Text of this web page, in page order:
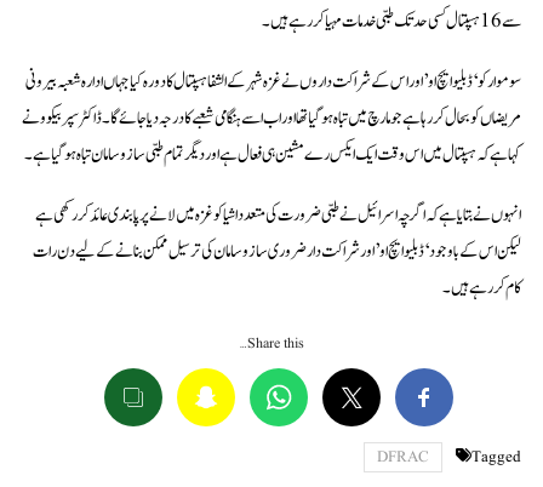
سے 16 ہسپتال کسی حد تک طبی خدمات مہیا کر رہے ہیں۔
سوموار کو ‘ڈبلیو ایچ او’ اور اس کے شراکت داروں نے غزہ شہر کے الشفا ہسپتال کا دورہ کیا جہاں ادارہ شعبہ بیرونی
مریضاں کو بحال کر رہا ہے جو مارچ میں تباہ ہو گیا تھا اور اب اسے ہنگامی شعبے کا درجہ دیا جائے گا۔ ڈاکٹر سپربیکوو نے
کہا ہے کہ ہسپتال میں اس وقت ایک ایکس رے مشین ہی فعال ہے اور دیگر تمام طبی سازوسامان تباہ ہو گیا ہے۔
انہوں نے بتایا ہے کہ اگرچہ اسرائیل نے طبی ضرورت کی متعدد اشیا کو غزہ میں لانے پر پابندی عائد کر رکھی ہے
لیکن اس کے باوجود ‘ڈبلیو ایچ او’ اور شراکت دار ضروری سازوسامان کی ترسیل ممکن بنانے کے لیے دن رات
کام کر رہے ہیں۔
Share this…
Tagged
DFRAC